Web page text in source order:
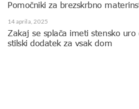
Pomočniki za brezskrbno
14 aprila, 2025
Zakaj se splača imeti stensko uro
stilski dodatek za vsak dom